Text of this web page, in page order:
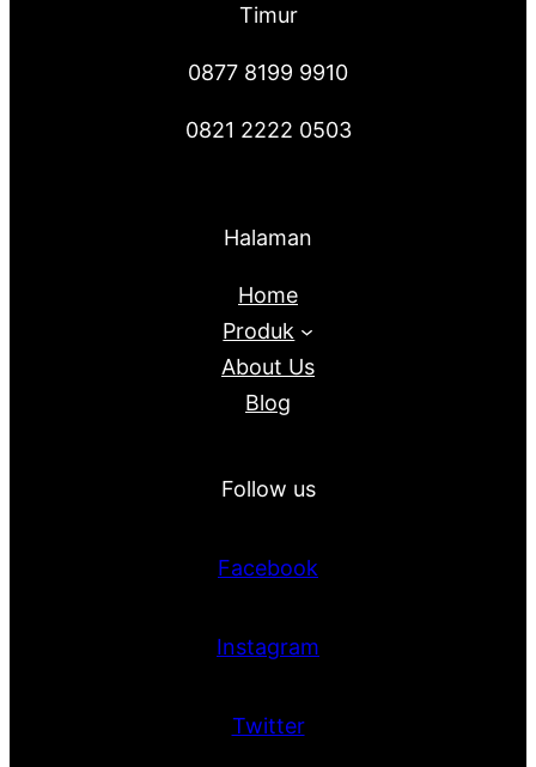
Timur
0877 8199 9910
0821 2222 0503
Halaman
Home
Produk
About Us
Blog
Follow us
Facebook
Instagram
Twitter